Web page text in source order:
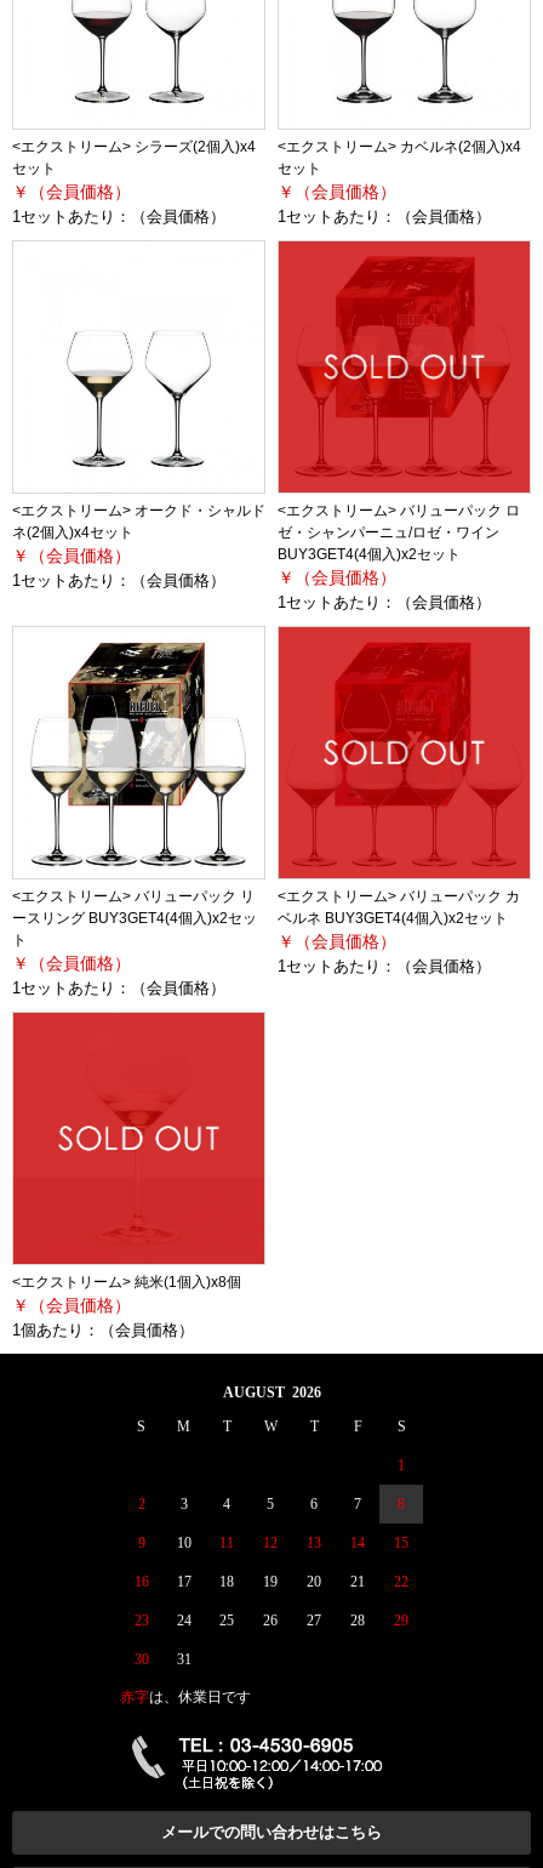
<エクストリーム> シラーズ(2個入)x4
セット
￥（会員価格）
1セットあたり： （会員価格）
<エクストリーム> カベルネ(2個入)x4
セット
￥（会員価格）
1セットあたり： （会員価格）
<エクストリーム> オークド・シャルド
ネ(2個入)x4セット
￥（会員価格）
1セットあたり： （会員価格）
<エクストリーム> バリューパック ロ
ゼ・シャンパーニュ/ロゼ・ワイン
BUY3GET4(4個入)x2セット
￥（会員価格）
1セットあたり： （会員価格）
<エクストリーム> バリューパック リ
ースリング BUY3GET4(4個入)x2セッ
ト
￥（会員価格）
1セットあたり： （会員価格）
<エクストリーム> バリューパック カ
ベルネ BUY3GET4(4個入)x2セット
￥（会員価格）
1セットあたり： （会員価格）
<エクストリーム> 純米(1個入)x8個
￥（会員価格）
1個あたり： （会員価格）
AUGUST 2026
S
M T W T F S
1
2 3 4 5 6 7 8
9 10 11 12 13 14 15
16 17 18 19 20 21 22
23 24 25 26 27 28 29
30 31
赤字は、休業日です
メールでの問い合わせはこちら